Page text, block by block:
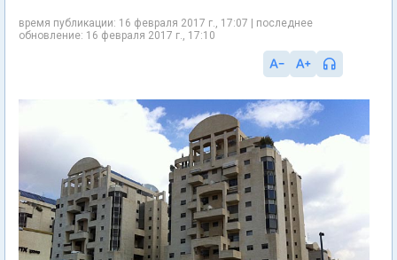
время публикации: 16 февраля 2017 г., 17:07 | последнее
обновление: 16 февраля 2017 г., 17:10